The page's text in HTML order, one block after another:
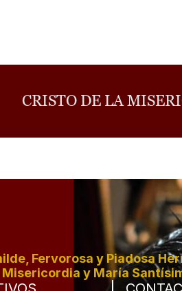
CRISTO DE LA
Fervorosa y Piadosa
Misericordia y María